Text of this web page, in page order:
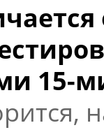
15-